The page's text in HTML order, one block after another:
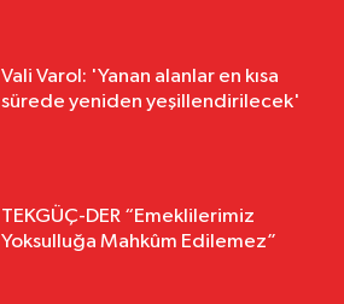
Vali Varol: 'Yanan alanlar en kısa
sürede yeniden yeşillendirilecek'
TEKGÜÇ-DER “Emeklilerimiz
Yoksulluğa Mahkûm Edilemez”